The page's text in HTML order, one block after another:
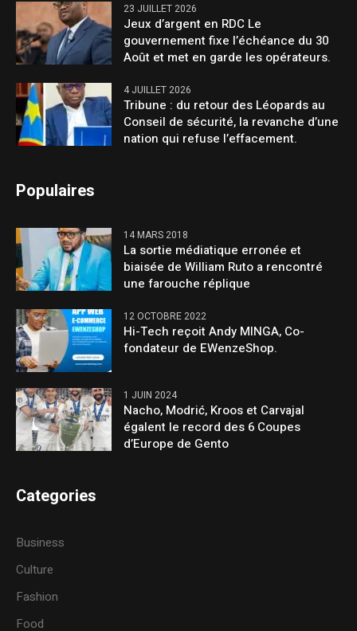
23 JUILLET 2026
Jeux d’argent en RDC Le
gouvernement fixe l’échéance du 30
Août et met en garde les opérateurs.
4 JUILLET 2026
Tribune : du retour des Léopards au
Conseil de sécurité, la revanche d’une
nation qui refuse l’effacement.
Populaires
14 MARS 2018
La sortie médiatique erronée et
biaisée de William Ruto a rencontré
une farouche réplique
12 OCTOBRE 2022
Hi-Tech reçoit Andy MINGA, Co-
fondateur de EWenzeShop.
1 JUIN 2024
Nacho, Modrić, Kroos et Carvajal
égalent le record des 6 Coupes
d’Europe de Gento
Categories
Business
Culture
Fashion
Food